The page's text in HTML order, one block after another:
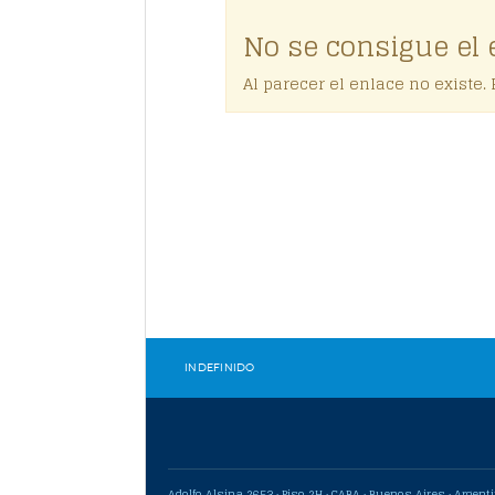
No se consigue
Al parecer el enlace no
Indefinido